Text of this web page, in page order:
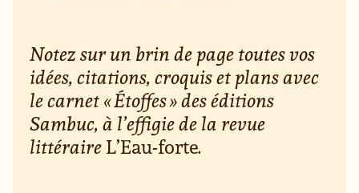
Notez sur un brin de page toutes vos
idées, citations, croquis et plans avec
le carnet « Étoffes » des éditions
Sambuc, à l’effigie de la revue
littéraireL’Eau-forte.